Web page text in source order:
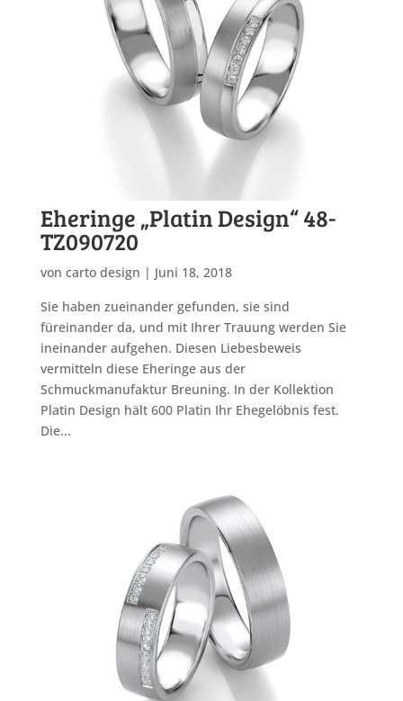
Eheringe „Platin Design“ 48-
TZ090720
von carto design | Juni 18, 2018
Sie haben zueinander gefunden, sie sind
füreinander da, und mit Ihrer Trauung werden Sie
ineinander aufgehen. Diesen Liebesbeweis
vermitteln diese Eheringe aus der
Schmuckmanufaktur Breuning. In der Kollektion
Platin Design hält 600 Platin Ihr Ehegelöbnis fest.
Die...